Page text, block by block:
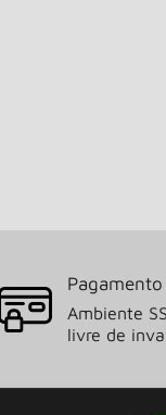
Pagamento
Ambiente
livre de